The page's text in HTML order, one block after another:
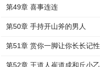
第49章 喜事连连
第50章 手持开山斧的男人
第51章 赏你一脚让你长长记性
第52章 王道人崔道成和丘小乙